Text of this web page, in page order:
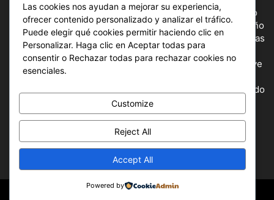
ComunicAr Deportes es un proyecto de noticias creado
por el director y Productor argentino Ale Gordillo en el año
2018, perteneciente a CnAr Latam y MS Interactiva noticias
deportivas de todo el continente latinoamericano y el
mundo, todos los deportes en un solo sitio, donde se vive
la pasión por esta actividad, nuestros periodistas
capacitados para mostrar la información precisa del mundo
deportivo.
SÍGUENOS
Las cookies nos ayudan a mejorar su experiencia,
ofrecer contenido personalizado y analizar el tráfico.
Puede elegir qué cookies permitir haciendo clic en
Personalizar. Haga clic en Aceptar todas para
consentir o Rechazar todas para rechazar cookies no
esenciales.
Customize
Reject All
Accept All
Powered by